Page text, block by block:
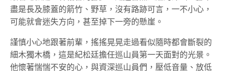
盡是長及膝蓋的箭竹、野草，沒有路跡可言，一不小心，
可能就會迷失方向，甚至掉下一旁的懸崖。
謹慎小心地跟著前輩，搖搖晃晃走過看似隨時都會斷裂的
細木獨木橋，這是紀松廷擔任巡山員第一天面對的光景。
他懷著惴惴不安的心，與資深巡山員們，壓低音量、放低